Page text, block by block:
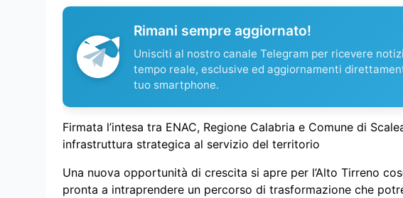
Rimani sempre aggiornato!
Unisciti al nostro canale Telegram per ricevere
tempo reale, esclusive ed aggiornamenti
tuo smartphone.
Firmata l’intesa tra ENAC, Regione Calabria e Comune di
infrastruttura strategica al servizio del territorio
Una nuova opportunità di crescita si apre per l’Alto Tirreno
pronta a intraprendere un percorso di trasformazione che